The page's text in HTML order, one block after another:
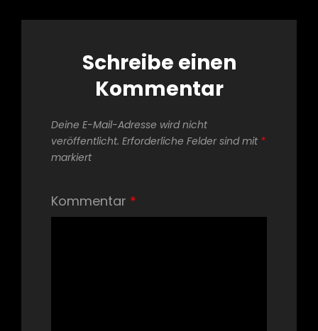
Schreibe einen
Kommentar
Deine E-Mail-Adresse wird nicht
veröffentlicht. Erforderliche Felder sind mit *
markiert
Kommentar *